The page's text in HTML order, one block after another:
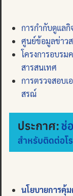
การกำกับดูแล
ศูนย์ข้อมูลข่าว
โครงการอบรม
สารสนเทศ
การตรวจสอบเ
สรณ์
นโยบายการคุ้